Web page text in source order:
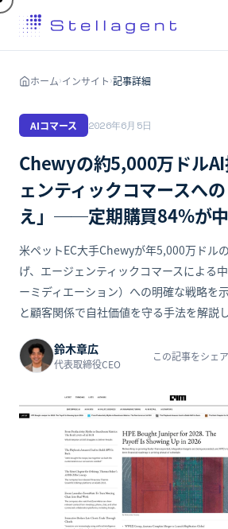
ホーム›インサイト ›記事詳細
AIコマース 2026年6月5日
Chewyの約5,000万ドル
ェンティックコマースへ
え」──定期購買84%が
米ペットEC大手Chewyが年5,000万ドル
げ、エージェンティックコマースによる
ーミディエーション）への明確な戦略を
と顧客関係で自社価値を守る手法を解説し
鈴木章広
代表取締役CEO
この記事をシェア